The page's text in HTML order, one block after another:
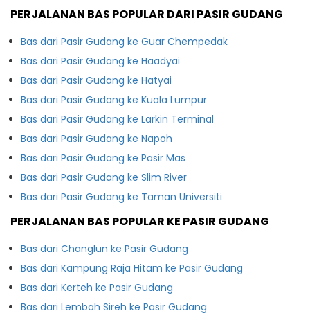
PERJALANAN BAS POPULAR DARI PASIR GUDANG
Bas dari Pasir Gudang ke Guar Chempedak
Bas dari Pasir Gudang ke Haadyai
Bas dari Pasir Gudang ke Hatyai
Bas dari Pasir Gudang ke Kuala Lumpur
Bas dari Pasir Gudang ke Larkin Terminal
Bas dari Pasir Gudang ke Napoh
Bas dari Pasir Gudang ke Pasir Mas
Bas dari Pasir Gudang ke Slim River
Bas dari Pasir Gudang ke Taman Universiti
PERJALANAN BAS POPULAR KE PASIR GUDANG
Bas dari Changlun ke Pasir Gudang
Bas dari Kampung Raja Hitam ke Pasir Gudang
Bas dari Kerteh ke Pasir Gudang
Bas dari Lembah Sireh ke Pasir Gudang